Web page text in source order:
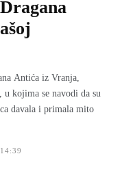
Antića iz Vranja,
u kojima se navodi da su
davala i primala mito